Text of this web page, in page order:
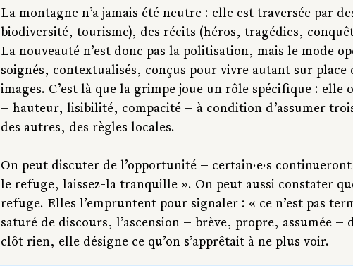
La montagne n’a jamais été neutre : elle est traversée par
biodiversité, tourisme), des récits (héros, tragédies,
La nouveauté n’est donc pas la politisation, mais le mode
soignés, contextualisés, conçus pour vivre autant sur place
images. C’est là que la grimpe joue un rôle spécifique :
— hauteur, lisibilité, compacité — à condition d’assumer
des autres, des règles locales.
On peut discuter de l’opportunité — certain·e·s
le refuge, laissez-la tranquille ». On peut aussi constater
refuge. Elles l’empruntent pour signaler : « ce n’est pas
saturé de discours, l’ascension — brève, propre, assumée
clôt rien, elle désigne ce qu’on s’apprêtait à ne plus voir.